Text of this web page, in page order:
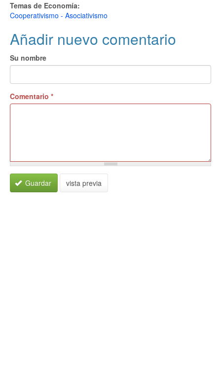
Temas de Economía:
Cooperativismo - Asociativismo
Añadir nuevo comentario
Su nombre
Comentario *
Guardar vista previa